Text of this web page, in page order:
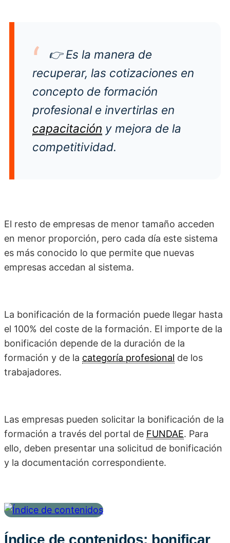
👉Es la manera de
recuperar, las cotizaciones en
concepto de formación
profesional e invertirlas en
capacitación y mejora de la
competitividad.
El resto de empresas de menor tamaño acceden
en menor proporción, pero cada día este sistema
es más conocido lo que permite que nuevas
empresas accedan al sistema.
La bonificación de la formación puede llegar hasta
el 100% del coste de la formación. El importe de la
bonificación depende de la duración de la
formación y de la categoría profesional de los
trabajadores.
Las empresas pueden solicitar la bonificación de la
formación a través del portal de FUNDAE. Para
ello, deben presentar una solicitud de bonificación
y la documentación correspondiente.
Índice de contenidos: bonificar